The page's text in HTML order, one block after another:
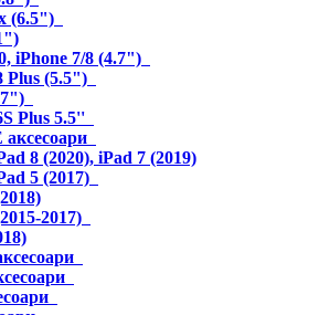
(6.5")
iPhone 7/8 (4.7")
Plus (5.5")
Plus 5.5''
аксесоари
8 (2020), iPad 7 (2019)
5 (2017)
2017)